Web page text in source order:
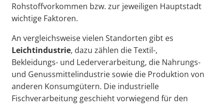
Rohstoffvorkommen bzw. zur jeweiligen Hauptstadt
wichtige Faktoren.
An vergleichsweise vielen Standorten gibt es
Leichtindustrie, dazu zählen die Textil-,
Bekleidungs- und Lederverarbeitung, die Nahrungs-
und Genussmittelindustrie sowie die Produktion von
anderen Konsumgütern. Die industrielle
Fischverarbeitung geschieht vorwiegend für den